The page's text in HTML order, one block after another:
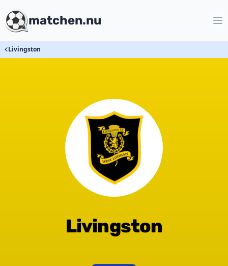
matchen.nu
Livingston
Livingston